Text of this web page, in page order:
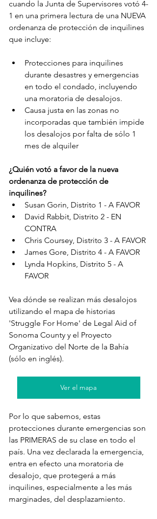
cuando la Junta de Supervisores votó 4-
1 en una primera lectura de una NUEVA
ordenanza de protección de inquilines
que incluye:
Protecciones para inquilines
durante desastres y emergencias
en todo el condado, incluyendo
una moratoria de desalojos.
Causa justa en las zonas no
incorporadas que también impide
los desalojos por falta de sólo 1
mes de alquiler
¿Quién votó a favor de la nueva
ordenanza de protección de
inquilines?
Susan Gorin, Distrito 1 - A FAVOR
David Rabbit, Distrito 2 - EN
CONTRA
Chris Coursey, Distrito 3 - A FAVOR
James Gore, Distrito 4 - A FAVOR
Lynda Hopkins, Distrito 5 - A
FAVOR
Vea dónde se realizan más desalojos
utilizando el mapa de historias
'Struggle For Home' de Legal Aid of
Sonoma County y el Proyecto
Organizativo del Norte de la Bahía
(sólo en inglés).
Ver el mapa
Por lo que sabemos, estas
protecciones durante emergencias son
las PRIMERAS de su clase en todo el
país. Una vez declarada la emergencia,
entra en efecto una moratoria de
desalojo, que protegerá a más
inquilines, especialmente a les más
marginades, del desplazamiento.